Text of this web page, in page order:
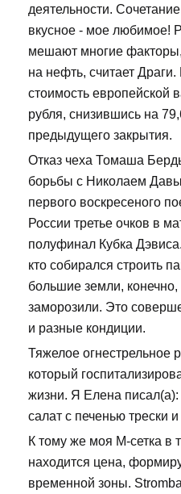
деятельности.
вкусное - мое любимое!
мешают многие
на нефть, считает
стоимость европейской
рубля, снизившись на
предыдущего закрытия.
Отказ чеха Томаша
борьбы с Николаем
первого воскресеного
России третье очков в
полуфинал Кубка
кто собирался строить
большие земли, конечно,
заморозили. Это
и разные кондиции.
Тяжелое огнестрельное
который
жизни. Я Елена
салат с печенью трески
К тому же моя М-сетка в
находится цена,
временной зоны.